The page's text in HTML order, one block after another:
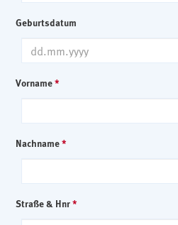
Geburtsdatum
Vorname*
Nachname*
Straße & Hnr*